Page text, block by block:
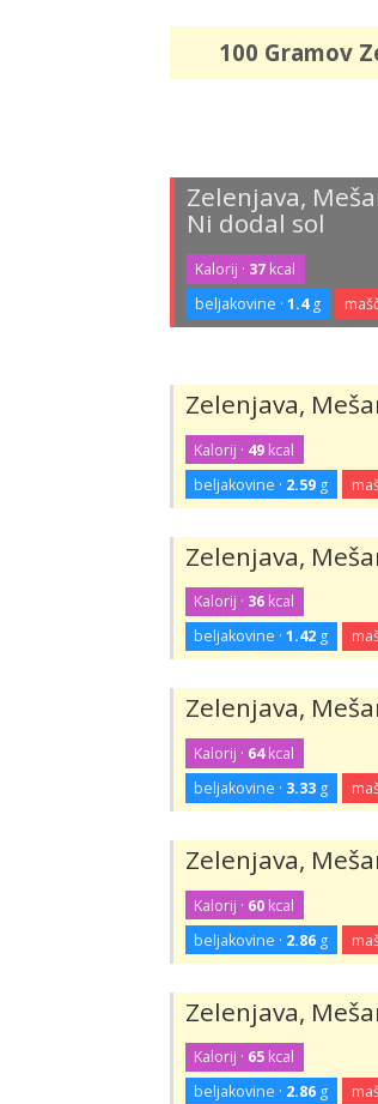
100 Gramov
Zelenjava,
Ni dodal sol
Kalorij · 37 kcal
beljakovine ·1.4g
Zelenjava,
Kalorij · 49 kcal
beljakovine · 2.59 g
Zelenjava,
Kalorij · 36 kcal
beljakovine ·1.42 g
Zelenjava,
Kalorij · 64kcal
beljakovine · 3.33 g
Zelenjava,
Kalorij · 60 kcal
beljakovine · 2.86 g
Zelenjava,
Kalorij · 65 kcal
beljakovine · 2.86 g